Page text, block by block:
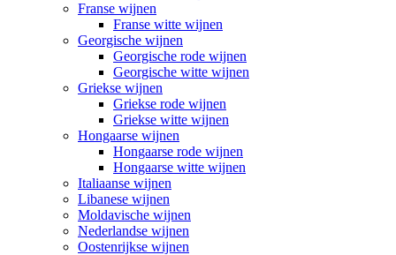
Franse wijnen
Franse witte wijnen
Georgische wijnen
Georgische rode wijnen
Georgische witte wijnen
Griekse wijnen
Griekse rode wijnen
Griekse witte wijnen
Hongaarse wijnen
Hongaarse rode wijnen
Hongaarse witte wijnen
Italiaanse wijnen
Libanese wijnen
Moldavische wijnen
Nederlandse wijnen
Oostenrijkse wijnen